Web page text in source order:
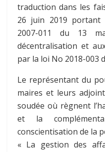
traduction dans les
26 juin 2019
2007-011 du 13
décentralisation et
par la loi No 2018-003
Le représentant du
maires et leurs
soudée où règnent
et la
conscientisation de la
« La gestion des